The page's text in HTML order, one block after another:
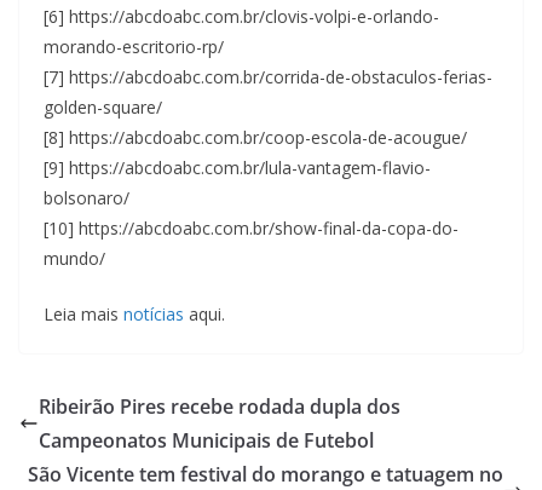
[6] https://abcdoabc.com.br/clovis-volpi-e-orlando-
morando-escritorio-rp/
[7] https://abcdoabc.com.br/corrida-de-obstaculos-ferias-
golden-square/
[8] https://abcdoabc.com.br/coop-escola-de-acougue/
[9] https://abcdoabc.com.br/lula-vantagem-flavio-
bolsonaro/
[10] https://abcdoabc.com.br/show-final-da-copa-do-
mundo/
Leia mais notícias aqui.
Ribeirão Pires recebe rodada dupla dos
Campeonatos Municipais de Futebol
São Vicente tem festival do morango e tatuagem no